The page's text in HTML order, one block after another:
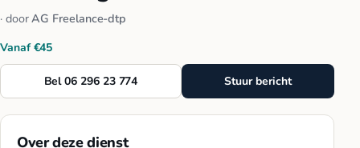
· doorAG Freelance-dtp
Vanaf €45
Bel 06 296 23 774 Stuur bericht
Over deze dienst